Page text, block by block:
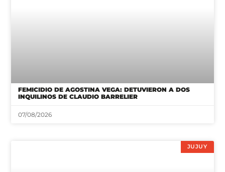
FEMICIDIO DE AGOSTINA VEGA: DETUVIERON A DOS
INQUILINOS DE CLAUDIO BARRELIER
07/08/2026
JUJUY